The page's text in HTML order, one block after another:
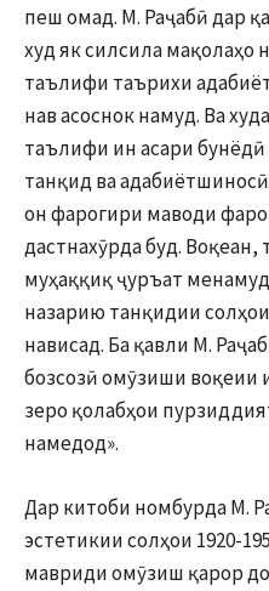
пеш омад. М. Раҷабӣ дар
худ як силсила мақолаҳо
таълифи таърихи
нав асоснок намуд. Ва
таълифи ин асари
танқид ва
он фарогири маводи
дастнахӯрда буд.
муҳаққиқ ҷуръат
назарию танқидии
нависад. Ба қавли М.
бозсозӣ омӯзиши воқеии
зеро қолабҳои
намедод».
Дар китоби номбурда М.
эстетикии солҳои 1920-
мавриди омӯзиш қарор